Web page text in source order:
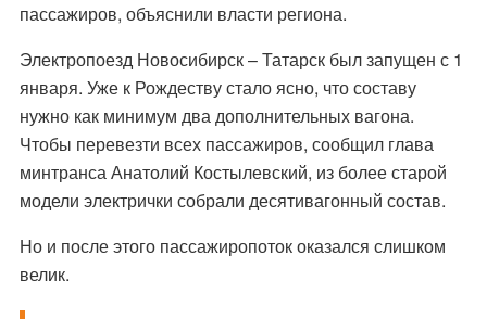
пассажиров, объяснили власти региона.
Электропоезд Новосибирск – Татарск был запущен с 1
января. Уже к Рождеству стало ясно, что составу
нужно как минимум два дополнительных вагона.
Чтобы перевезти всех пассажиров, сообщил глава
минтранса Анатолий Костылевский, из более старой
модели электрички собрали десятивагонный состав.
Но и после этого пассажиропоток оказался слишком
велик.